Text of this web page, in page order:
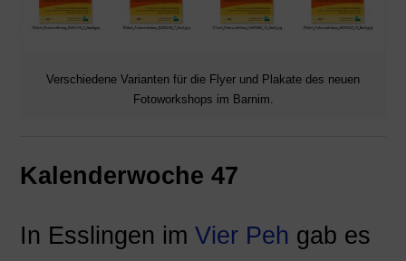
Verschiedene Varianten für die Flyer und Plakate des neuen
Fotoworkshops im Barnim.
Kalenderwoche 47
In Esslingen im Vier Peh gab es